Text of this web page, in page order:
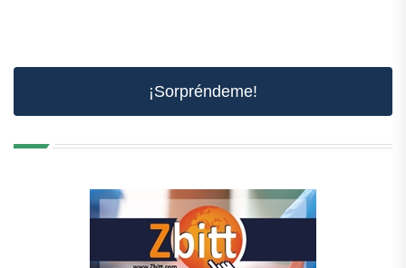
¡Sorpréndeme!